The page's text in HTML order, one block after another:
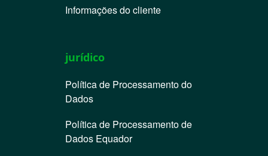
Informações do cliente
jurídico
Política de Processamento do
Dados
Política de Processamento de
Dados Equador